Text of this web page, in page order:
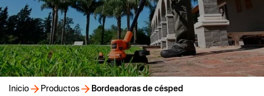
Inicio Productos Bordeadoras de césped